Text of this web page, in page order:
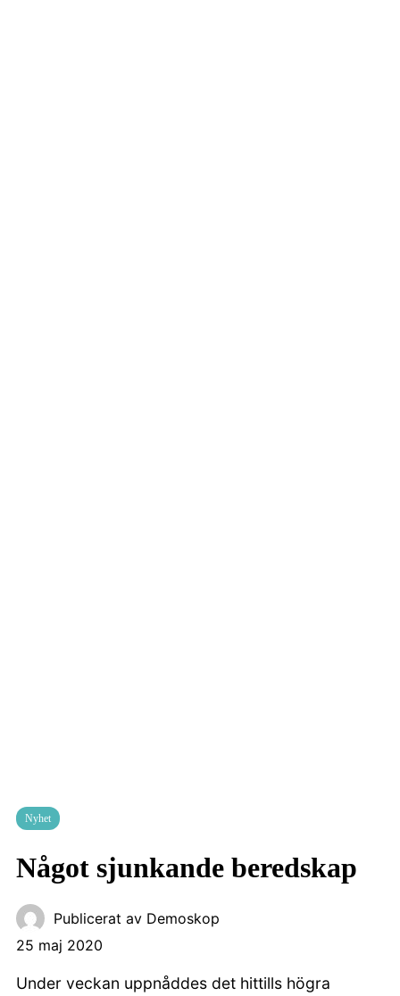
Nyhet
Något sjunkande beredskap
Publicerat av Demoskop
25 maj 2020
Under veckan uppnåddes det hittills högra